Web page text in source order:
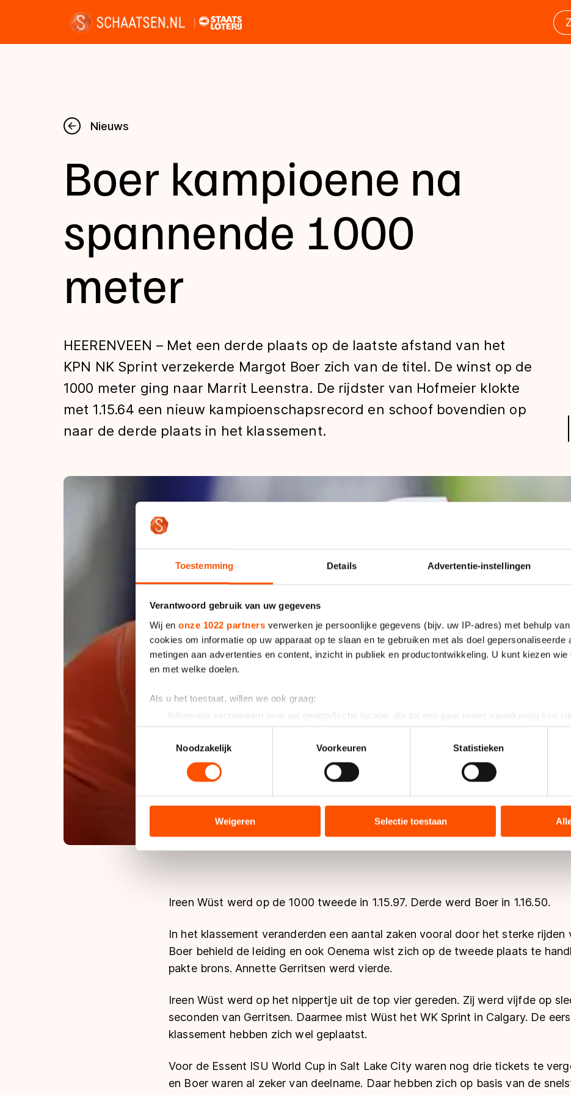
Toestemming Details Advertentie-instellingen
Verantwoord gebruik van uw gegevens
Wij en onze 1022 partners verwerken je persoonlijke gegevens (bijv. uw IP-adres) met behulp
cookies om informatie op uw apparaat op te slaan en te gebruiken met als doel gepersonaliseerde
metingen aan advertenties en content, inzicht in publiek en productontwikkeling. U kunt kiezen
en met welke doelen.
Als u het toestaat, willen we ook graag:
Informatie verzamelen over uw geografische locatie, die tot een paar meter nauwkeurig kan zijn
Uw apparaat identificeren door het actief te scannen op specifieke eigenschappen
Lees meer over hoe uw persoonlijke gegevens worden verwerkt en stel uw voorkeuren in het
toestemming op elk moment wijzigen of intrekken in de Cookieverklaring.
analyseren. We delen informatie over uw gebruik van onze site met onze partners voor social
analyse. Zij kunnen deze combineren met andere gegevens die u aan hen heeft verstrekt of die zij
hun services. Sommige partners kunnen gegevens doorgeven aan landen buiten de EU, zoals de
adequaat beschermingsniveau geldt volgens de GDPR. Door op ‘Toestaan’ te klikken, stemt u in
Noodzakelijk
Voorkeuren Statistieken
Weigeren Selectie toestaan
Nieuws
Kalender
Uitslagen
Tijden & historie
De weg op
Schaatsfans
Olympische Spelen
Nieuws
Boer kampioene na
spannende 1000
meter
HEERENVEEN – Met een derde plaats op de laatste afstand van het
KPN NK Sprint verzekerde Margot Boer zich van de titel. De winst op de
1000 meter ging naar Marrit Leenstra. De rijdster van Hofmeier klokte
met 1.15.64 een nieuw kampioenschapsrecord en schoof bovendien op
naar de derde plaats in het klassement.
Ireen Wüst werd op de 1000 tweede in 1.15.97. Derde werd Boer in 1.16.50.
In het klassement veranderden een aantal zaken vooral door het sterke rijden
Boer behield de leiding en ook Oenema wist zich op de tweede plaats te
pakte brons. Annette Gerritsen werd vierde.
Ireen Wüst werd op het nippertje uit de top vier gereden. Zij werd vijfde op
seconden van Gerritsen. Daarmee mist Wüst het WK Sprint in Calgary. De
klassement hebben zich wel geplaatst.
Voor de Essent ISU World Cup in Salt Lake City waren nog drie tickets te
en Boer waren al zeker van deelname. Daar hebben zich op basis van de